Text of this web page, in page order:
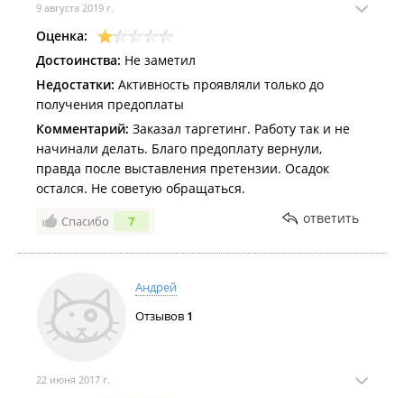
9 августа 2019 г.
Оценка:
Достоинства: Не заметил
Недостатки: Активность проявляли только до
получения предоплаты
Комментарий: Заказал таргетинг. Работу так и не
начинали делать. Благо предоплату вернули,
правда после выставления претензии. Осадок
остался. Не советую обращаться.
Спасибо 7 ответить
Андрей
Отзывов 1
22 июня 2017 г.